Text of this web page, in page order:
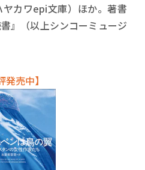
カワepi文庫）ほか。著書
』（以上シンコーミュージ
発売中】